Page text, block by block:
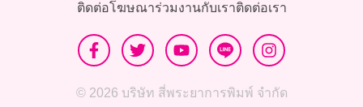
ติดต่อโฆษณาร่วมงานกับเราติดต่อเรา
© 2026 บริษัท สี่พระยาการพิมพ์ จำกัด